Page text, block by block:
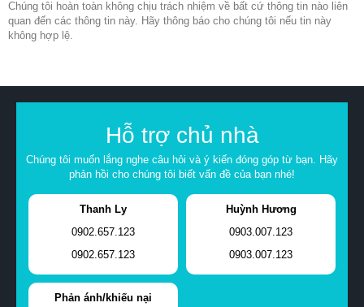
Chúng tôi hoàn toàn không chịu trách nhiệm về bất cứ thông tin nào liên
quan đến các thông tin này. Hãy thông báo cho chúng tôi nếu tin này
không hợp lệ.
Hỗ trợ chủ nhà
Chúng tôi muốn lắng nghe câu hỏi và ý kiến đóng góp từ bạn. Hãy
phản hồi cho chúng tôi biết vấn đề của bạn nhé!
Thanh Ly
0902.657.123
0902.657.123
Huỳnh Hương
0903.007.123
0903.007.123
Phản ánh/khiếu nại